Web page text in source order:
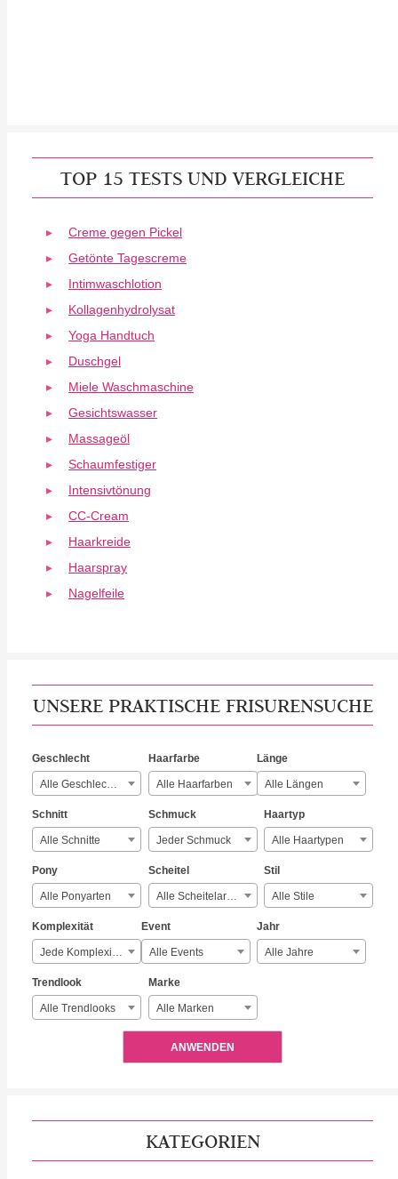
TOP 15 TESTS UND VERGLEICHE
Creme gegen Pickel
Getönte Tagescreme
Intimwaschlotion
Kollagenhydrolysat
Yoga Handtuch
Duschgel
Miele Waschmaschine
Gesichtswasser
Massageöl
Schaumfestiger
Intensivtönung
CC-Cream
Haarkreide
Haarspray
Nagelfeile
UNSERE PRAKTISCHE FRISURENSUCHE
Geschlecht
Alle Geschlechter
Haarfarbe
Alle Haarfarben
Länge
Alle Längen
Schnitt
Alle Schnitte
Schmuck
Jeder Schmuck
Haartyp
Alle Haartypen
Pony
Alle Ponyarten
Scheitel
Alle Scheitelarten
Stil
Alle Stile
Komplexität
Jede Komplexität
Event
Alle Events
Jahr
Alle Jahre
Trendlook
Alle Trendlooks
Marke
Alle Marken
ANWENDEN
KATEGORIEN